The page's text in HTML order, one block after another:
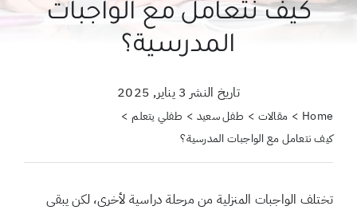
كيف نتعامل مع الواجبات
المدرسية؟
Home مقالات طفل سعيد
طفلي يتعلم
كيف نتعامل مع الواجبات المدرسية؟
تاريخ النشر 3 يناير, 2025
تختلف الواجبات المنزلية من مرحلة دراسية لأخرى، لكن يبقى